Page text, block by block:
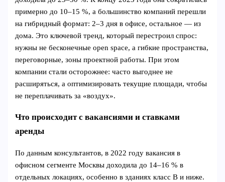
примерно до 10–15 %, а большинство компаний перешли
на гибридный формат: 2–3 дня в офисе, остальное — из
дома. Это ключевой тренд, который перестроил спрос:
нужны не бесконечные open space, а гибкие пространства,
переговорные, зоны проектной работы. При этом
компании стали осторожнее: часто выгоднее не
расширяться, а оптимизировать текущие площади, чтобы
не переплачивать за «воздух».
Что происходит с вакансиями и ставками
аренды
По данным консультантов, в 2022 году вакансия в
офисном сегменте Москвы доходила до 14–16 % в
отдельных локациях, особенно в зданиях класс B и ниже.